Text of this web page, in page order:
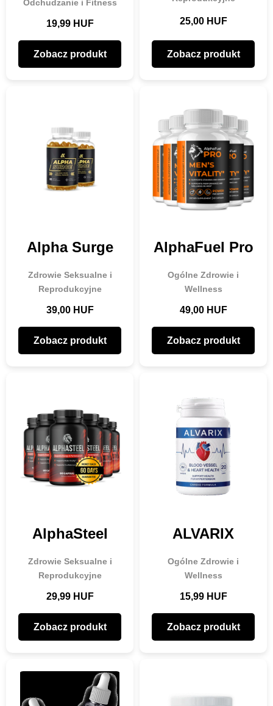
Odchudzanie i Fitness
19,99 HUF
Zobacz produkt
25,00 HUF
Zobacz produkt
Alpha Surge
Zdrowie Seksualne i
Reprodukcyjne
39,00 HUF
Zobacz produkt
AlphaFuel Pro
Ogólne Zdrowie i
Wellness
49,00 HUF
Zobacz produkt
AlphaSteel
Zdrowie Seksualne i
Reprodukcyjne
29,99 HUF
Zobacz produkt
ALVARIX
Ogólne Zdrowie i
Wellness
15,99 HUF
Zobacz produkt